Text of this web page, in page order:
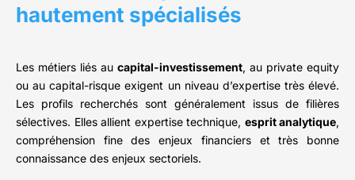
hautement spécialisés
Les métiers liés au capital-investissement, au private equity
ou au capital-risque exigent un niveau d’expertise très élevé.
Les profils recherchés sont généralement issus de filières
sélectives. Elles allient expertise technique, esprit analytique,
compréhension fine des enjeux financiers et très bonne
connaissance des enjeux sectoriels.